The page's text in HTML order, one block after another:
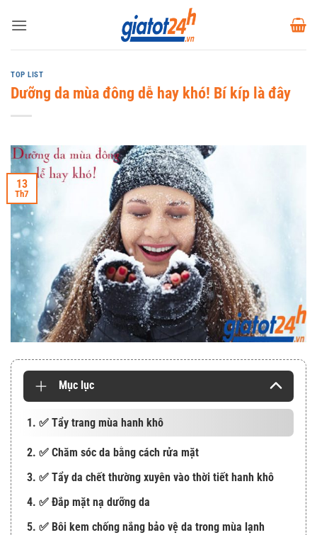
qua
TOP LIST
Dưỡng da mùa đông dễ hay khó! Bí kíp là đây
13
Th7
Mục lục
1. ✅ Tẩy trang mùa hanh khô
2. ✅ Chăm sóc da bằng cách rửa mặt
3. ✅ Tẩy da chết thường xuyên vào thời tiết hanh khô
4. ✅ Đắp mặt nạ dưỡng da
5. ✅ Bôi kem chống nắng bảo vệ da trong mùa lạnh